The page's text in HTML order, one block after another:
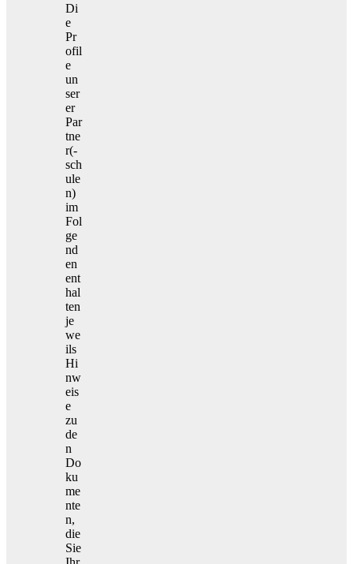
Di
e
Pr
ofil
e
un
ser
er
Par
tne
r(-
sch
ule
n)
im
Fol
ge
nd
en
ent
hal
ten
je
we
ils
Hi
nw
eis
e
zu
de
n
Do
ku
me
nte
n,
die
Sie